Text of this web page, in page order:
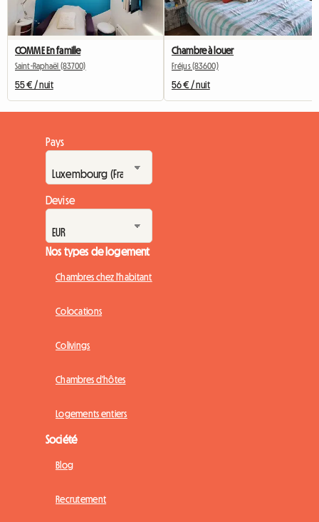
COMME En famille
Saint-Raphaël (83700)
55 € / nuit
Chambre à louer
Fréjus (83600)
56 € / nuit
Pays
Devise
Nos types de logement
Chambres chez l'habitant
Colocations
Colivings
Chambres d'hôtes
Logements entiers
Société
Blog
Recrutement